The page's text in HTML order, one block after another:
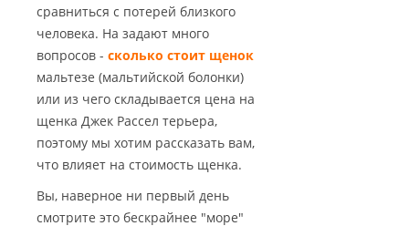
сравниться с потерей близкого
человека. На задают много
вопросов - сколько стоит щенок
мальтезе (мальтийской болонки)
или из чего складывается цена на
щенка Джек Рассел терьера,
поэтому мы хотим рассказать вам,
что влияет на стоимость щенка.
Вы, наверное ни первый день
смотрите это бескрайнее "море"